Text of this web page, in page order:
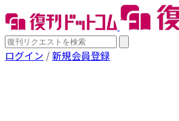
ログイン /新規会員登録